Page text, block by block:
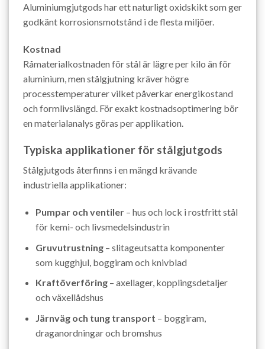
Aluminiumgjutgods har ett naturligt oxidskikt som ger
godkänt korrosionsmotstånd i de flesta miljöer.
Kostnad
Råmaterialkostnaden för stål är lägre per kilo än för
aluminium, men stålgjutning kräver högre
processtemperaturer vilket påverkar energikostand
och formlivslängd. För exakt kostnadsoptimering bör
en materialanalys göras per applikation.
Typiska applikationer för stålgjutgods
Stålgjutgods återfinns i en mängd krävande
industriella applikationer:
Pumpar och ventiler– hus och lock i rostfritt stål
för kemi- och livsmedelsindustrin
Gruvutrustning– slitageutsatta komponenter
som kugghjul, boggiram och knivblad
Kraftöverföring– axellager, kopplingsdetaljer
och växellådshus
Järnväg och tung transport – boggiram,
draganordningar och bromshus